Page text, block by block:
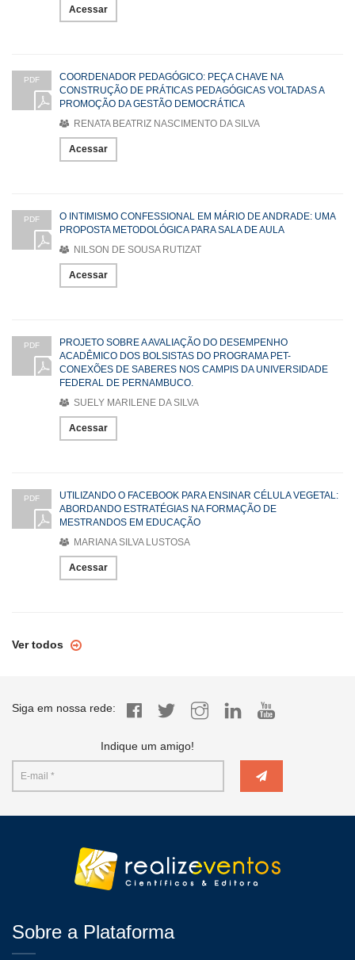
Acessar
PDF
COORDENADOR PEDAGÓGICO: PEÇA CHAVE NA
CONSTRUÇÃO DE PRÁTICAS PEDAGÓGICAS VOLTADAS A
PROMOÇÃO DA GESTÃO DEMOCRÁTICA
RENATA BEATRIZ NASCIMENTO DA SILVA
Acessar
PDF
O INTIMISMO CONFESSIONAL EM MÁRIO DE ANDRADE: UMA
PROPOSTA METODOLÓGICA PARA SALA DE AULA
NILSON DE SOUSA RUTIZAT
Acessar
PDF
PROJETO SOBRE A AVALIAÇÃO DO DESEMPENHO
ACADÊMICO DOS BOLSISTAS DO PROGRAMA PET-
CONEXÕES DE SABERES NOS CAMPIS DA UNIVERSIDADE
FEDERAL DE PERNAMBUCO.
SUELY MARILENE DA SILVA
Acessar
PDF
UTILIZANDO O FACEBOOK PARA ENSINAR CÉLULA VEGETAL:
ABORDANDO ESTRATÉGIAS NA FORMAÇÃO DE
MESTRANDOS EM EDUCAÇÃO
MARIANA SILVA LUSTOSA
Acessar
Ver todos
Siga em nossa rede:
Indique um amigo!
Sobre a Plataforma